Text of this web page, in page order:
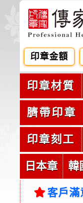
印章金額
印章材質
臍帶印章
印章刻工
日本章 韓
客戶滿